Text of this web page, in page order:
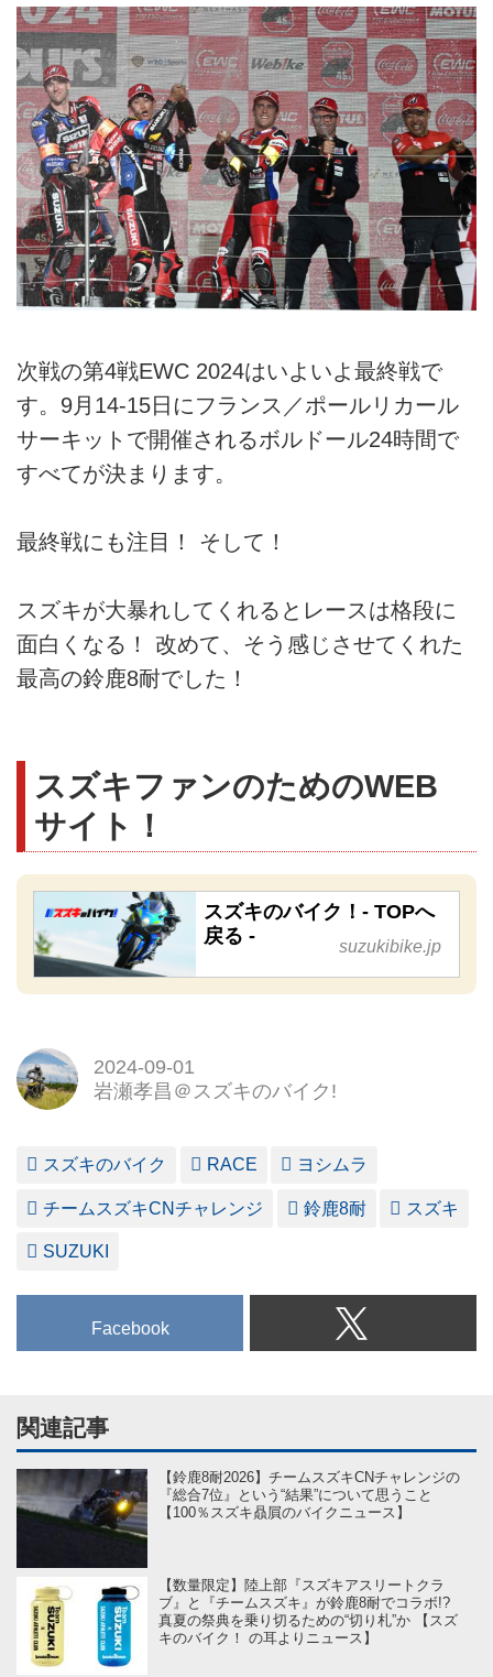
次戦の第4戦EWC 2024はいよいよ最終戦で
す。9月14-15日にフランス／ポールリカール
サーキットで開催されるボルドール24時間で
すべてが決まります。
最終戦にも注目！ そして！
スズキが大暴れしてくれるとレースは格段に
面白くなる！ 改めて、そう感じさせてくれた
最高の鈴鹿8耐でした！
スズキファンのためのWEB
サイト！
スズキのバイク！- TOPへ
戻る -
suzukibike.jp
2024-09-01
岩瀬孝昌＠スズキのバイク!
スズキのバイク RACE ヨシムラ
チームスズキCNチャレンジ 鈴鹿8耐 スズキ
SUZUKI
Facebook
関連記事
【鈴鹿8耐2026】チームスズキCNチャレンジの
『総合7位』という“結果”について思うこと
【100％スズキ贔屓のバイクニュース】
【数量限定】陸上部『スズキアスリートクラ
ブ』と『チームスズキ』が鈴鹿8耐でコラボ!?
真夏の祭典を乗り切るための“切り札”か 【スズ
キのバイク！ の耳よりニュース】